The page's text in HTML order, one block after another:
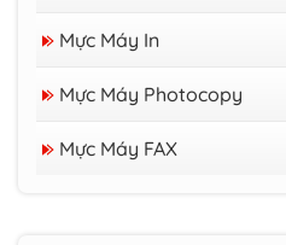
Mực Máy In
Mực Máy In Brother
Mực Cho Máy In Ricoh
Mực Máy Photocopy
Mực Máy FAX